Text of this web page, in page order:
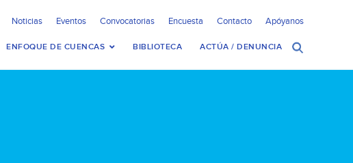
Noticias Eventos Convocatorias Encuesta Contacto Apóyanos
ENFOQUE DE CUENCAS BIBLIOTECA ACTÚA / DENUNCIA